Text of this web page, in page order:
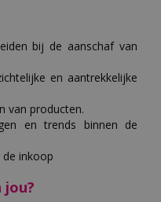
bij de aanschaf van
en aantrekkelijke
van producten.
en trends binnen de
inkoop
jou?